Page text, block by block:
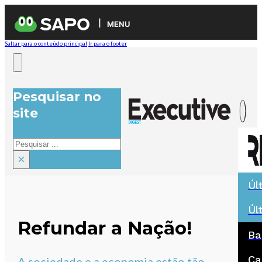
MENU
Saltar para o conteúdo principal Ir para o footer
Pesquisar no
site
Pesquisar
×
Refundar a Nação!